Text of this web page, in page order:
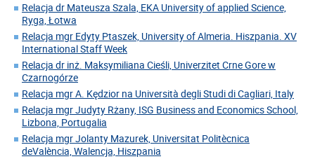
Relacja dr Mateusza Szala, EKA University of applied Science,
Ryga, Łotwa
Relacja mgr Edyty Ptaszek, University of Almeria. Hiszpania. XV
International Staff Week
Relacja dr inż. Maksymiliana Cieśli, Univerzitet Crne Gore w
Czarnogórze
Relacja mgr A. Kędzior na Università degli Studi di Cagliari, Italy
Relacja mgr Judyty Rżany, ISG Business and Economics School,
Lizbona, Portugalia
Relacja mgr Jolanty Mazurek, Universitat Politècnica
deValència, Walencja, Hiszpania